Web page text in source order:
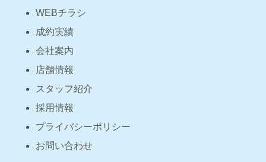
WEBチラシ
成約実績
会社案内
店舗情報
スタッフ紹介
採用情報
プライバシーポリシー
お問い合わせ